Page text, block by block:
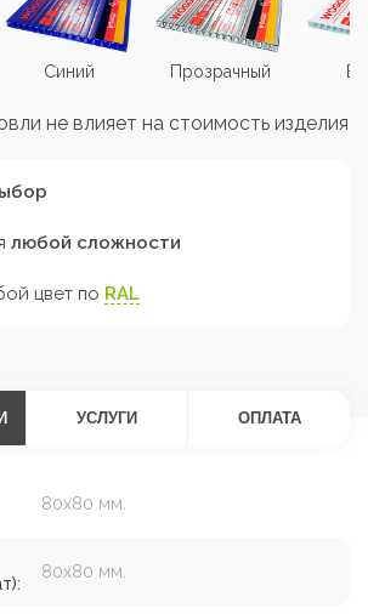
Синий Прозрачный
не влияет на стоимость изделия
любой сложности
цвет по RAL
УСЛУГИ ОПЛАТА
80х80 мм.
80х80 мм.